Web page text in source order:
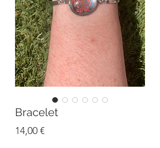
Bracelet
14,00 €Prix